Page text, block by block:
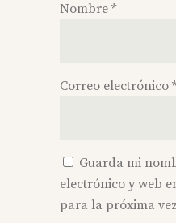
Nombre *
Correo electrónico *
Guarda mi
electrónico y web
para la próxima